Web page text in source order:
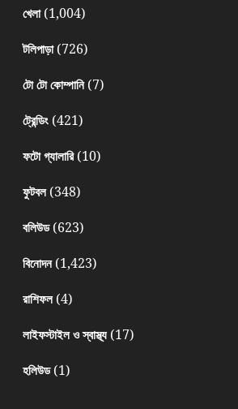
খেলা(1,004)
টলিপাড়া(726)
টো টো কোম্পানি(7)
ট্রেন্ডিং(421)
ফটো গ্যালারি(10)
ফুটবল(348)
বলিউড(623)
বিনোদন(1,423)
রাশিফল(4)
লাইফস্টাইল ও স্বাস্থ্য(17)
হলিউড(1)